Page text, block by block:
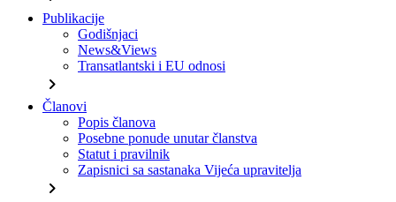
Publikacije
Godišnjaci
News&Views
Transatlantski i EU odnosi
chevron_right
Članovi
Popis članova
Posebne ponude unutar članstva
Statut i pravilnik
Zapisnici sa sastanaka Vijeća upravitelja
chevron_right